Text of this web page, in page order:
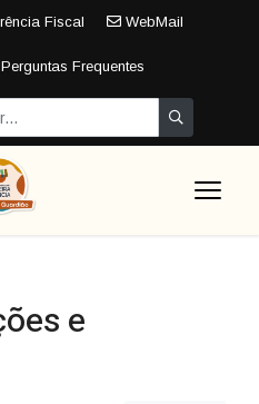
Fiscal WebMail
Perguntas Frequentes
e